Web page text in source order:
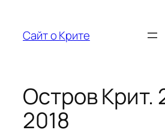
содержимому
Сайт о Крите
Остров Крит.
2018